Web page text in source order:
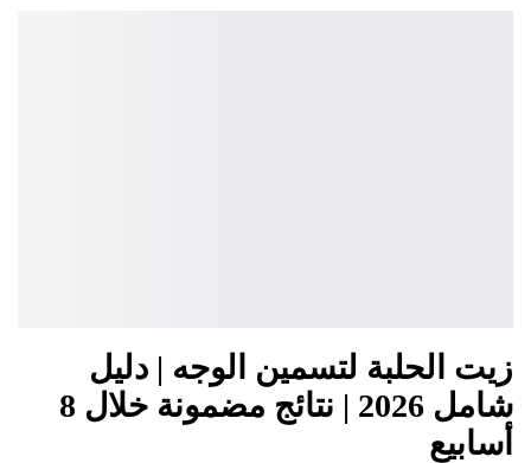
زيت الحلبة لتسمين الوجه | دليل
شامل 2026 | نتائج مضمونة خلال 8
أسابيع